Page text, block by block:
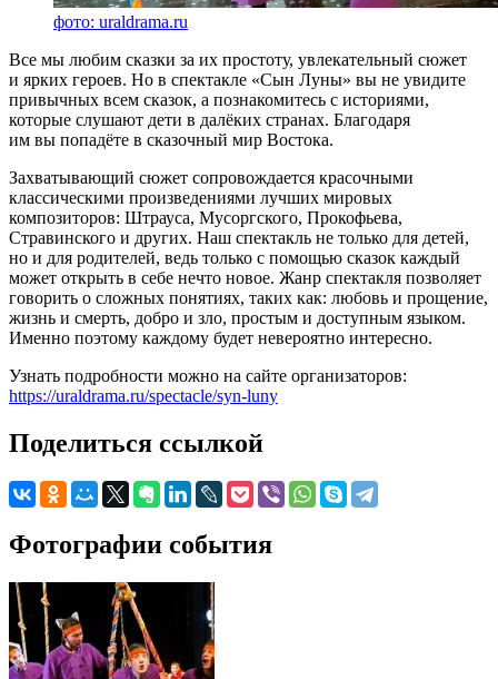
фото: uraldrama.ru
Все мы любим сказки за их простоту, увлекательный сюжет
и ярких героев. Но в спектакле «Сын Луны» вы не увидите
привычных всем сказок, а познакомитесь с историями,
которые слушают дети в далёких странах. Благодаря
им вы попадёте в сказочный мир Востока.
Захватывающий сюжет сопровождается красочными
классическими произведениями лучших мировых
композиторов: Штрауса, Мусоргского, Прокофьева,
Стравинского и других. Наш спектакль не только для детей,
но и для родителей, ведь только с помощью сказок каждый
может открыть в себе нечто новое. Жанр спектакля позволяет
говорить о сложных понятиях, таких как: любовь и прощение,
жизнь и смерть, добро и зло, простым и доступным языком.
Именно поэтому каждому будет невероятно интересно.
Узнать подробности можно на сайте организаторов:
https://uraldrama.ru/spectacle/syn-luny
Поделиться ссылкой
Фотографии события